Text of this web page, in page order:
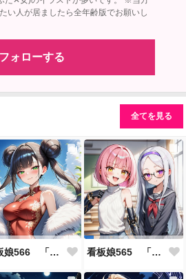
い人が居ましたら全年齢版でお願いし
フォローする
全てを見る
看板娘566 「ナンシー・ツァオのよもやま話」 看板娘565 「銀一族」